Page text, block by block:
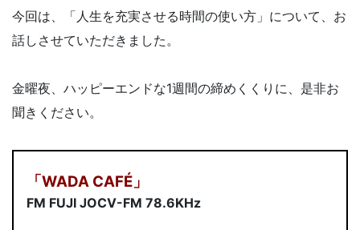
今回は、「人生を充実させる時間の使い方」について、お
話しさせていただきました。
金曜夜、ハッピーエンドな1週間の締めくくりに、是非お
聞きください。
「WADA CAFÉ」
FM FUJI JOCV-FM 78.6KHz